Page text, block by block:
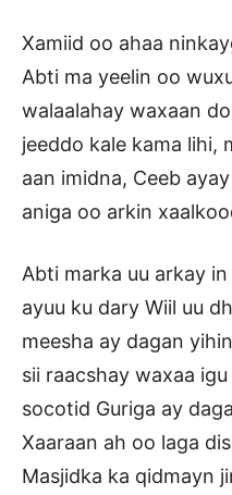
Xamiid oo ahaa
Abti ma yeelin oo
walaalahay waxaan
jeeddo kale kama lihi,
aan imidna, Ceeb
aniga oo arkin
Abti marka uu arkay
ayuu ku dary Wiil uu
meesha ay dagan
sii raacshay waxaa
socotid Guriga ay
Xaaraan ah oo laga
Masjidka ka qidmayn